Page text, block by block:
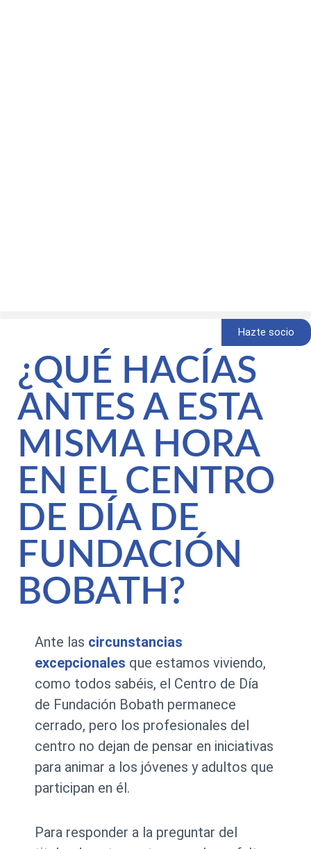
Hazte socio
¿QUÉ HACÍAS
ANTES A ESTA
MISMA HORA
EN EL CENTRO
DE DÍA DE
FUNDACIÓN
BOBATH?
Ante las circunstancias
excepcionales que estamos viviendo,
como todos sabéis, el Centro de Día
de Fundación Bobath permanece
cerrado, pero los profesionales del
centro no dejan de pensar en iniciativas
para animar a los jóvenes y adultos que
participan en él.
Para responder a la preguntar del